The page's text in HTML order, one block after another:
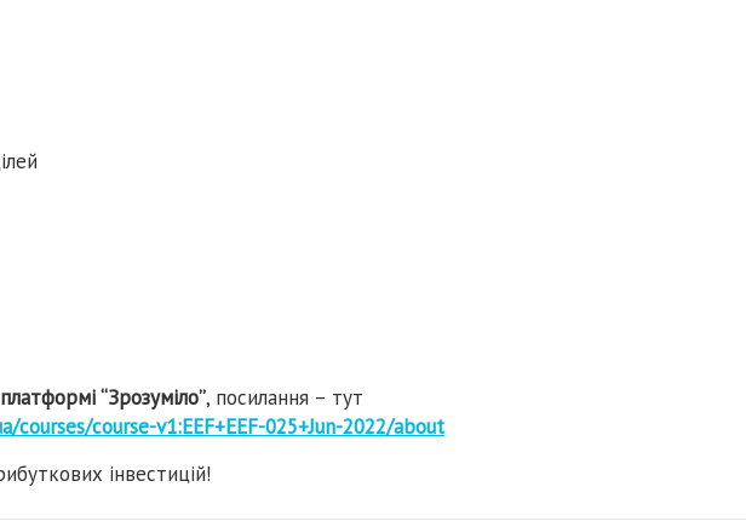
“Зрозуміло”, посилання – тут
courses/course-v1:EEF+EEF-025+Jun-2022/about
інвестицій!